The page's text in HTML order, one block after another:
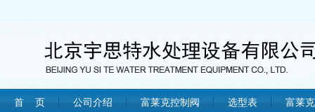
首 页 公司介绍 富莱克控制阀 选型表 富莱